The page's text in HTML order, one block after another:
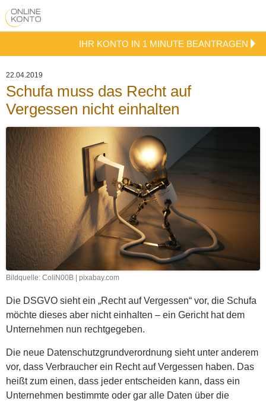
IHR KONTO IN 1 MINUTE BEANTRAGEN
22.04.2019
Schufa muss das Recht auf
Vergessen nicht einhalten
Bildquelle: ColiN00B | pixabay.com
Die DSGVO sieht ein „Recht auf Vergessen“ vor, die Schufa
möchte dieses aber nicht einhalten – ein Gericht hat dem
Unternehmen nun rechtgegeben.
Die neue Datenschutzgrundverordnung sieht unter anderem
vor, dass Verbraucher ein Recht auf Vergessen haben. Das
heißt zum einen, dass jeder entscheiden kann, dass ein
Unternehmen bestimmte oder gar alle Daten über die